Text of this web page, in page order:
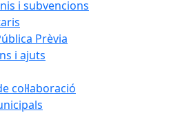
i subvencions
Prèvia
i ajuts
col·laboració